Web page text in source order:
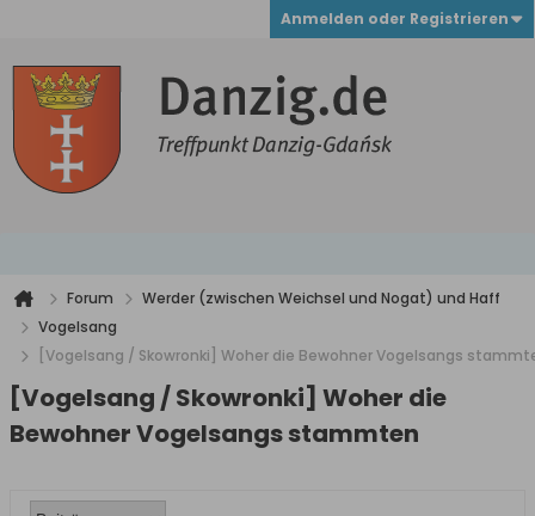
Anmelden oder Registrieren
Forum
Werder (zwischen Weichsel und Nogat) und Haff
Vogelsang
[Vogelsang / Skowronki] Woher die Bewohner Vogelsangs
[Vogelsang / Skowronki] Woher die
Bewohner Vogelsangs stammten